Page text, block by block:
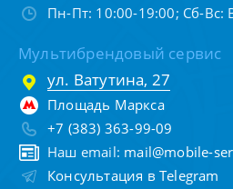
Пн-Пт: 10:00-19:00; Сб-Вс:
Мультибрендовый сервис
ул. Ватутина, 27
Площадь Маркса
+7 (383) 363-99-09
Наш email: mail@mobile-
Консультация в Telegram